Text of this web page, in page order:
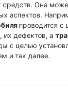
средств. Она
аспектов.
проводится с
их дефектов, а
с целью
и так далее.